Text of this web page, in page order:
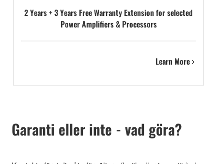
2 Years + 3 Years Free Warranty Extension for selected
Power Amplifiers & Processors
Learn More
Garanti eller inte - vad göra?